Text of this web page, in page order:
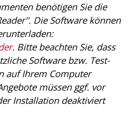
benötigen Sie die
Die Software können
. Bitte beachten Sie, dass
Software bzw. Test-
auf Ihrem Computer
müssen ggf. vor
Installation deaktiviert